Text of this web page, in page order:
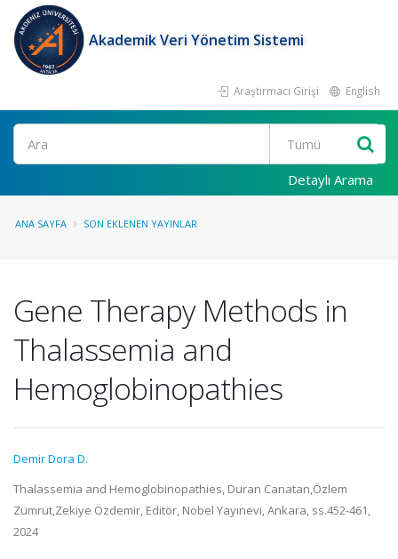
Akademik Veri Yönetim Sistemi
Araştırmacı Girişi English
Ara
Detaylı Arama
ANA SAYFA SON EKLENEN YAYINLAR
Gene Therapy Methods in
Thalassemia and
Hemoglobinopathies
Demir Dora D.
Thalassemia and Hemoglobinopathies, Duran Canatan,Özlem
Zümrüt,Zekiye Özdemir, Editör, Nobel Yayınevi, Ankara, ss.452-461,
2024